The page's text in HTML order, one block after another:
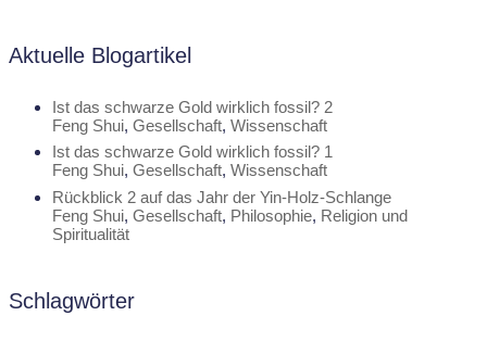
Aktuelle Blogartikel
Ist das schwarze Gold wirklich fossil? 2
Feng Shui, Gesellschaft, Wissenschaft
Ist das schwarze Gold wirklich fossil? 1
Feng Shui, Gesellschaft, Wissenschaft
Rückblick 2 auf das Jahr der Yin-Holz-Schlange
Feng Shui, Gesellschaft, Philosophie, Religion und
Spiritualität
Schlagwörter